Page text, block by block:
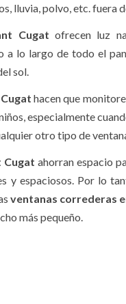
lluvia, polvo, etc. fuera
Cugat ofrecen luz
a lo largo de todo el
sol.
hacen que
especialmente
otro tipo de
Cugat ahorran espacio
y espaciosos. Por lo
ventanas correderas
más pequeño.